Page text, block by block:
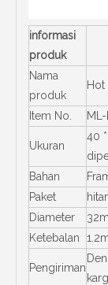
informasi
produk
Nama
produk
Hot
Item No.
Ukuran
40
Bahan
Paket
Diameter
Ketebalan
Pengiriman